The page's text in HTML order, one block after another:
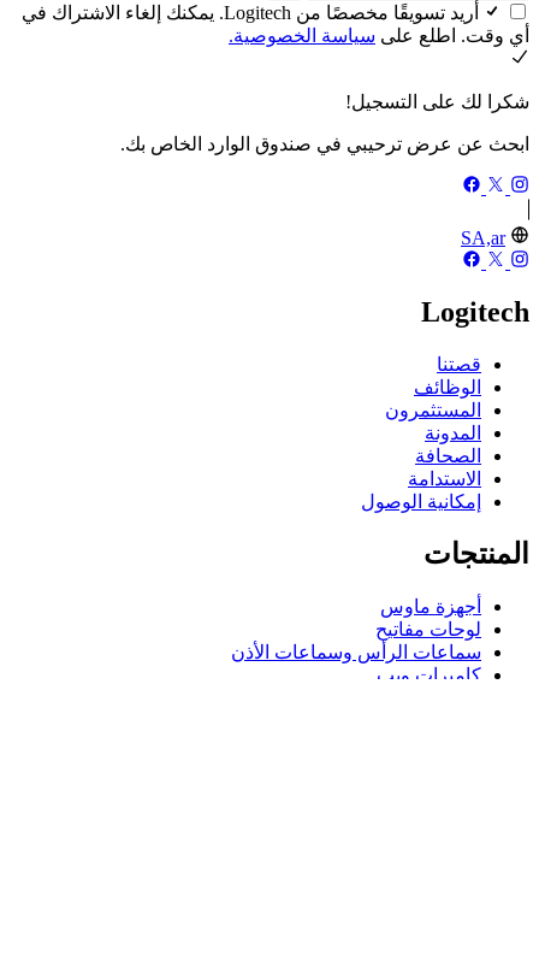
أريد تسويقًا مخصصًا من Logitech. يمكنك إلغاء الاشتراك في
أي وقت. اطلع على سياسة الخصوصية.
شكرا لك على التسجيل!
ابحث عن عرض ترحيبي في صندوق الوارد الخاص بك.
SA,ar
Logitech
قصتنا
الوظائف
المستثمرون
المدونة
الصحافة
الاستدامة
إمكانية الوصول
المنتجات
أجهزة ماوس
لوحات مفاتيح
سماعات الرأس وسماعات الأذن
كاميرات ويب